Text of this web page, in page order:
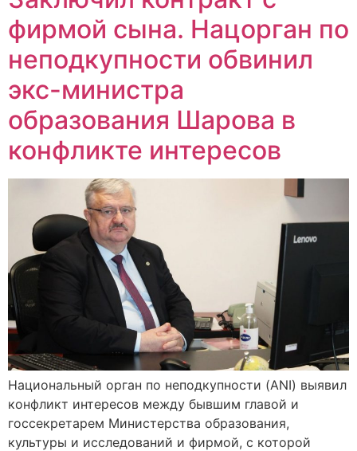
фирмой сына. Нацорган по
неподкупности обвинил
экс-министра
образования Шарова в
конфликте интересов
Национальный орган по неподкупности (ANI) выявил
конфликт интересов между бывшим главой и
госсекретарем Министерства образования,
культуры и исследований и фирмой, с которой